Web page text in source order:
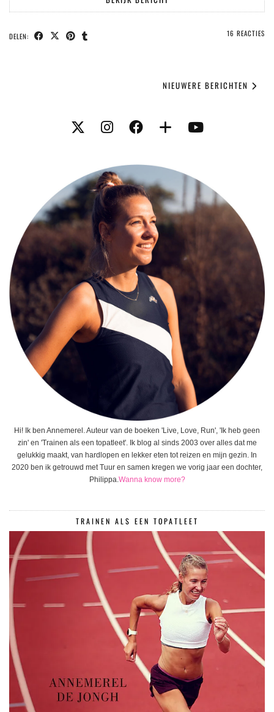
DELEN: 16 REACTIES
NIEUWERE BERICHTEN
Hi! Ik ben Annemerel. Auteur van de boeken 'Live, Love, Run', 'Ik heb geen
zin' en 'Trainen als een topatleet'. Ik blog al sinds 2003 over alles dat me
gelukkig maakt, van hardlopen en lekker eten tot reizen en mijn gezin. In
2020 ben ik getrouwd met Tuur en samen kregen we vorig jaar een dochter,
Philippa.Wanna know more?
TRAINEN ALS EEN TOPATLEET